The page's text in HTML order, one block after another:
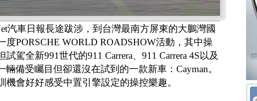
汽車日報長途跋涉，到台灣最南方屏東的大鵬灣國
度PORSCHE WORLD ROADSHOW活動，其中操
駕全新991世代的911 Carrera、911 Carrera 4S以及
輛備受矚目但卻還沒在試到的一款新車：Cayman。
機會好好感受中置引擎設定的操控樂趣。